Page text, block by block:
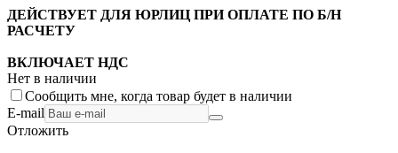
ДЕЙСТВУЕТ ДЛЯ ЮРЛИЦ ПРИ ОПЛАТЕ ПО Б/Н
РАСЧЕТУ
ВКЛЮЧАЕТ НДС
Нет в наличии
Сообщить мне, когда товар будет в наличии
E-mail
Отложить